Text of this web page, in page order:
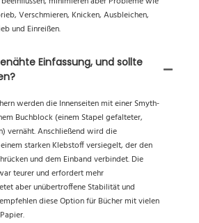
Verschmieren, Knicken, Ausbleichen,
und Einreißen.
Einfassung, und sollte
werden die Innenseiten mit einer Smyth-
Buchblock (einem Stapel gefalteter,
vernäht. Anschließend wird die
starken Klebstoff versiegelt, der den
und dem Einband verbindet. Die
teurer und erfordert mehr
aber unübertroffene Stabilität und
diese Option für Bücher mit vielen